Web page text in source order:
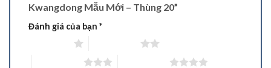
Kwangdong Mẫu Mới – Thùng 20”
Đánh giá của bạn *